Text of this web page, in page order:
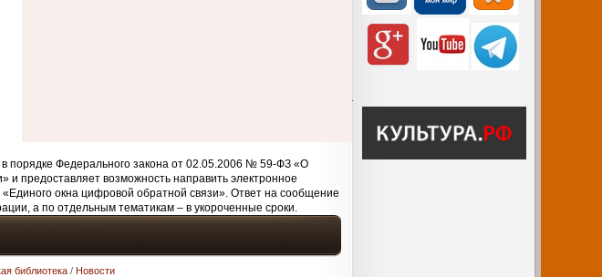
Федерального закона от 02.05.2006 № 59-ФЗ «О
предоставляет возможность направить электронное
окна цифровой обратной связи». Ответ на сообщение
а по отдельным тематикам – в укороченные сроки.
библиотека /Новости